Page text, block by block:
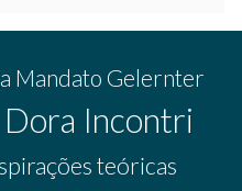
Mandato Gelernter
Dora Incontri
teóricas